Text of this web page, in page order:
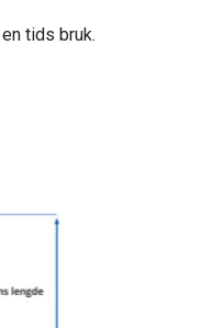
tids bruk.